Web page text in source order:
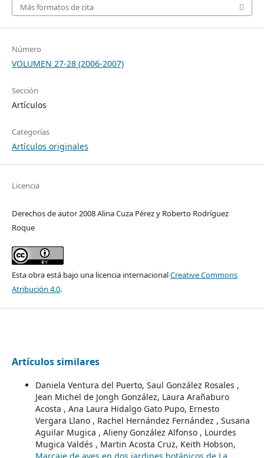
Más formatos de cita
Número
VOLUMEN 27-28 (2006-2007)
Sección
Artículos
Categorías
Artículos originales
Licencia
Derechos de autor 2008 Alina Cuza Pérez y Roberto Rodríguez
Roque
Esta obra está bajo una licencia internacionalCreative Commons
Atribución 4.0.
Artículos similares
Daniela Ventura del Puerto, Saul González Rosales ,
Jean Michel de Jongh González, Laura Arañaburo
Acosta , Ana Laura Hidalgo Gato Pupo, Ernesto
Vergara Llano , Rachel Hernández Fernández , Susana
Aguilar Mugica , Alieny González Alfonso , Lourdes
Mugica Valdés , Martin Acosta Cruz, Keith Hobson,